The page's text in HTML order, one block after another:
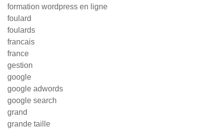
formation wordpress en ligne
foulard
foulards
francais
france
gestion
google
google adwords
google search
grand
grande taille